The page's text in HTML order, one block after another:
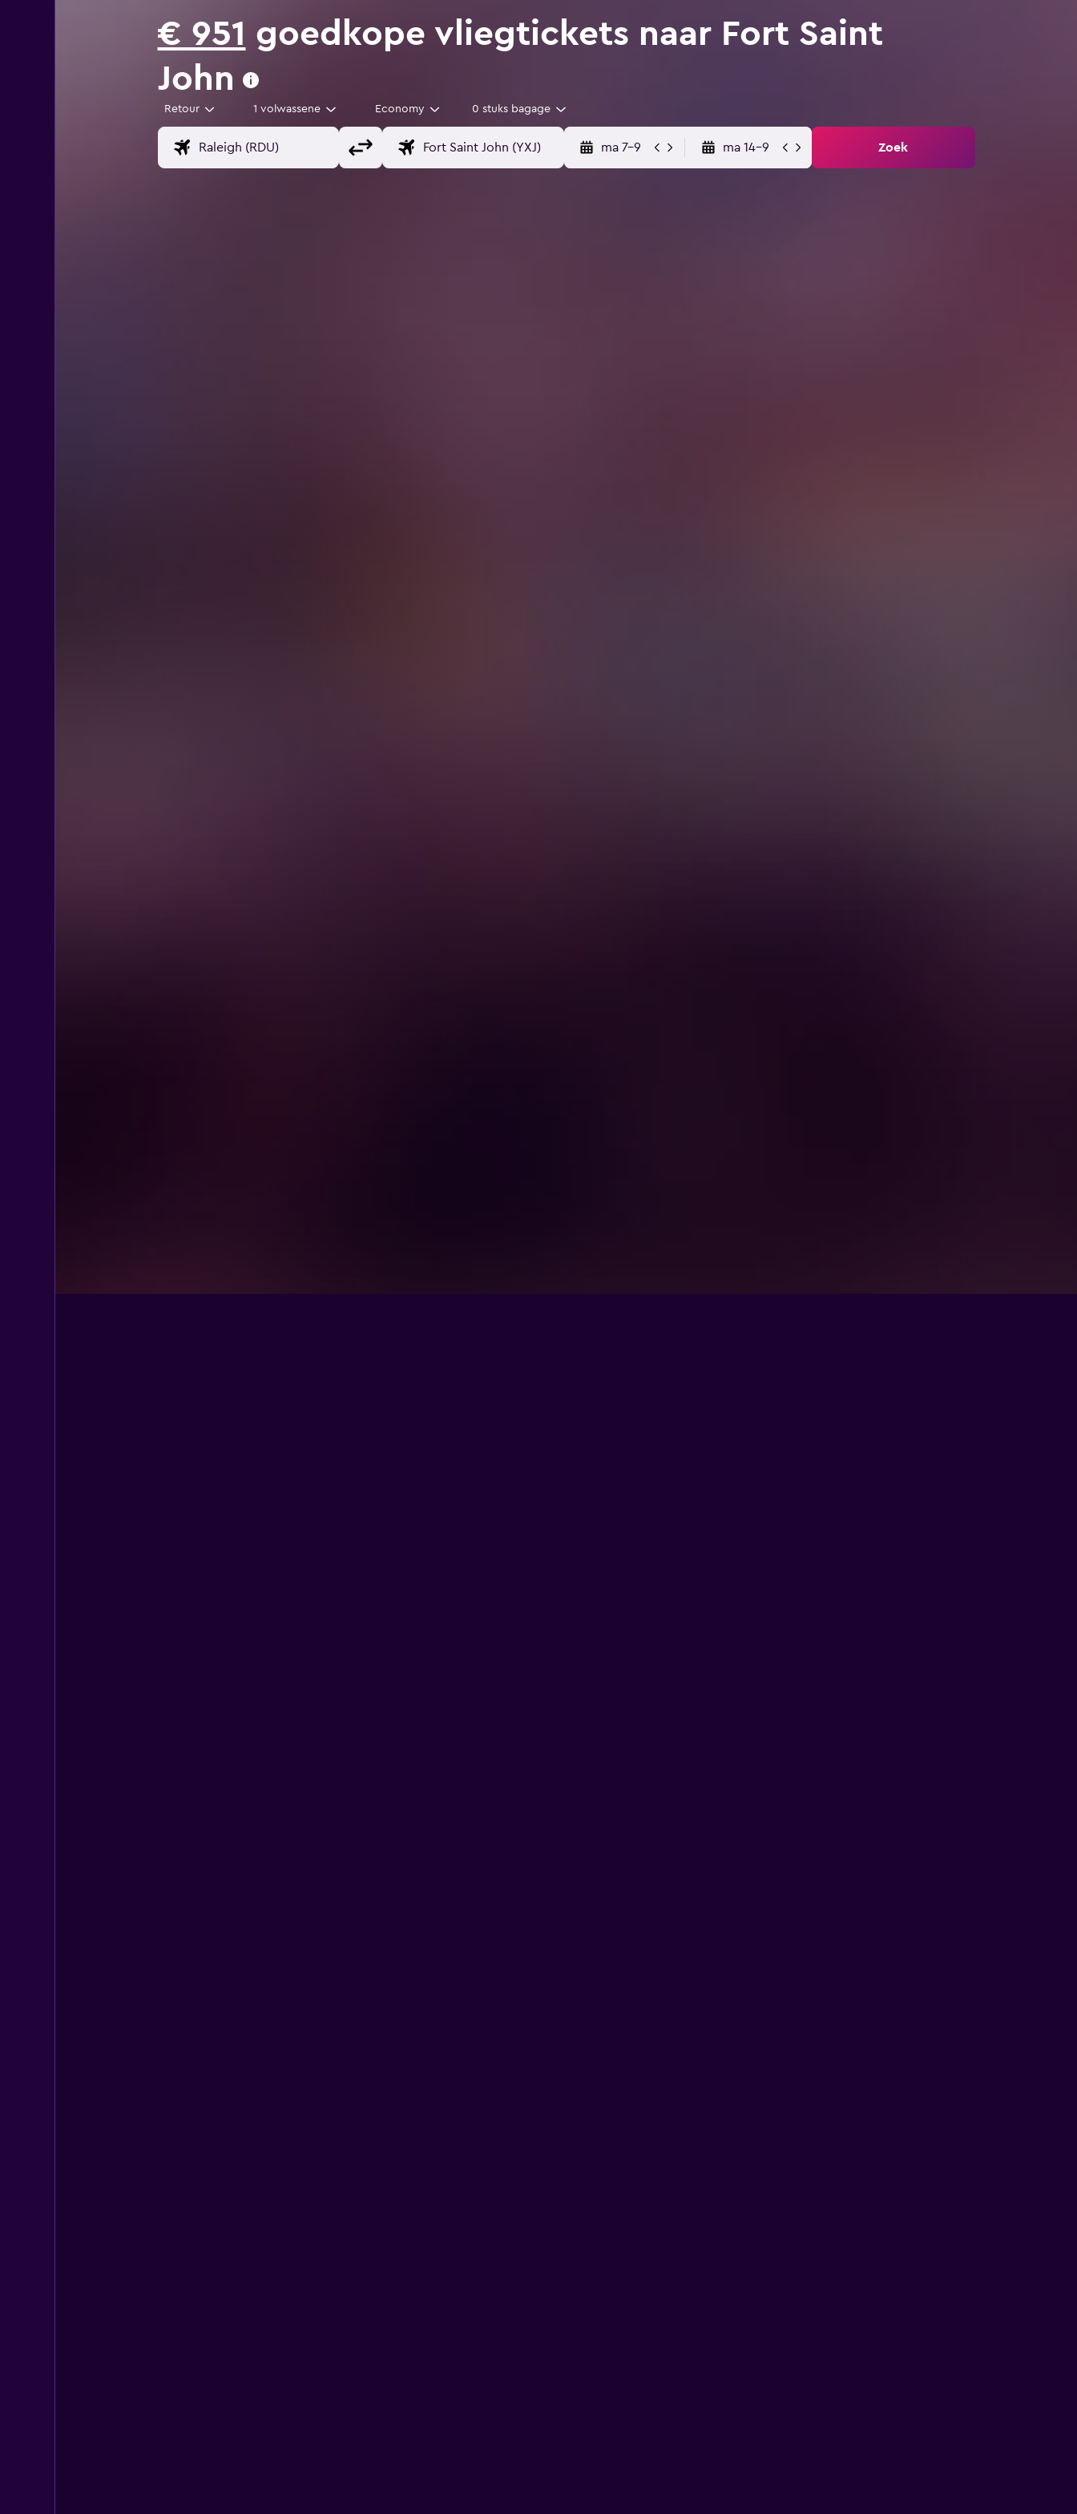
€ 951 goedkope vliegtickets naar Fort Saint
John
Retour 1 volwassene Economy 0 stuks bagage
ma 7-9 ma 14-9 Zoek